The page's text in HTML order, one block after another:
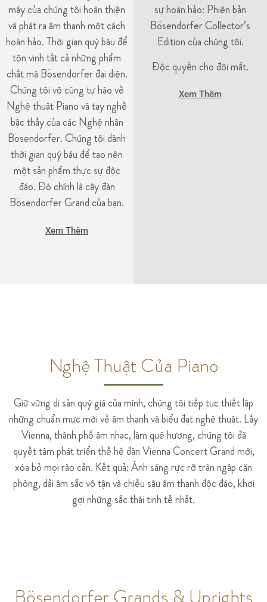
máy của chúng tôi hoàn thiện
và phát ra âm thanh một cách
hoàn hảo. Thời gian quý báu để
tôn vinh tất cả những phẩm
chất mà Bösendorfer đại diện.
Chúng tôi vô cùng tự hào về
Nghệ thuật Piano và tay nghề
bậc thầy của các Nghệ nhân
Bösendorfer. Chúng tôi dành
thời gian quý báu để tạo nên
một sản phẩm thực sự độc
đáo. Đó chính là cây đàn
Bösendorfer Grand của bạn.
Xem Thêm
sự hoàn hảo: Phiên bản
Bösendorfer Collector’s
Edition của chúng tôi.
Độc quyền cho đôi mắt.
Xem Thêm
Nghệ Thuật Của Piano
Giữ vững di sản quý giá của mình, chúng tôi tiếp tục thiết lập
những chuẩn mực mới về âm thanh và biểu đạt nghệ thuật. Lấy
Vienna, thành phố âm nhạc, làm quê hương, chúng tôi đã
quyết tâm phát triển thế hệ đàn Vienna Concert Grand mới,
xóa bỏ mọi rào cản. Kết quả: Ánh sáng rực rỡ tràn ngập căn
phòng, dải âm sắc vô tận và chiều sâu âm thanh độc đáo, khơi
gợi những sắc thái tinh tế nhất.
Bösendorfer Grands & Uprights